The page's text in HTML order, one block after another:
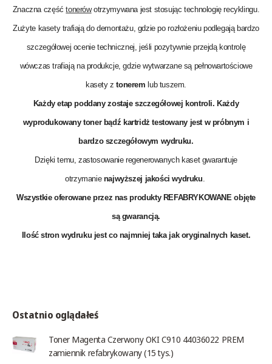
Znaczna częśćtonerówotrzymywana jest stosując technologię recyklingu.
Zużyte kasety trafiają do demontażu, gdzie po rozłożeniu podlegają bardzo
szczegółowej ocenie technicznej, jeśli pozytywnie przejdą kontrolę
wówczas trafiają na produkcje, gdzie wytwarzane są pełnowartościowe
kasety z tonerem lub tuszem.
Każdy etap poddany zostaje szczegółowej kontroli. Każdy
wyprodukowany toner bądź kartridż testowany jest w próbnym i
bardzo szczegółowym wydruku.
Dzięki temu, zastosowanie regenerowanych kaset gwarantuje
otrzymanie najwyższej jakości wydruku
Wszystkie oferowane przez nas produkty REFABRYKOWANE objęte
są gwarancją.
Ilość stron wydruku jest co najmniej taka jak oryginalnych kaset.
Ostatnio oglądałeś
Toner Magenta Czerwony OKI C910 44036022 PREM
zamiennik refabrykowany (15 tys.)